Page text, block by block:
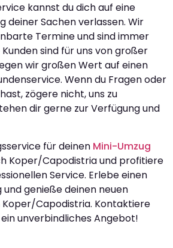
kannst du dich auf eine
deiner Sachen verlassen. Wir
Termine und sind immer
Kunden sind für uns von großer
wir großen Wert auf einen
Wenn du Fragen oder
zögere nicht, uns zu
dir gerne zur Verfügung und
für deinen Mini-Umzug
Koper/Capodistria und profitiere
Service. Erlebe einen
genieße deinen neuen
Capodistria. Kontaktiere
unverbindliches Angebot!